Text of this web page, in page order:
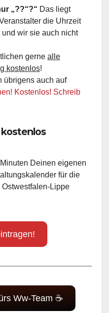
„??“?“ Das liegt
die Uhrzeit
und wir sie auch nicht
gerne alle
kostenlos!
übrigens auch auf
Kostenlos! Schreib
Deinen eigenen
für die
Lippe
Ww-Team ☕